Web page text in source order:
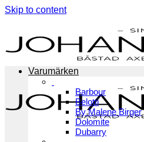
Skip to content
Varumärken
Barbour
Belotti
By Malene Birger
Dolomite
Dubarry